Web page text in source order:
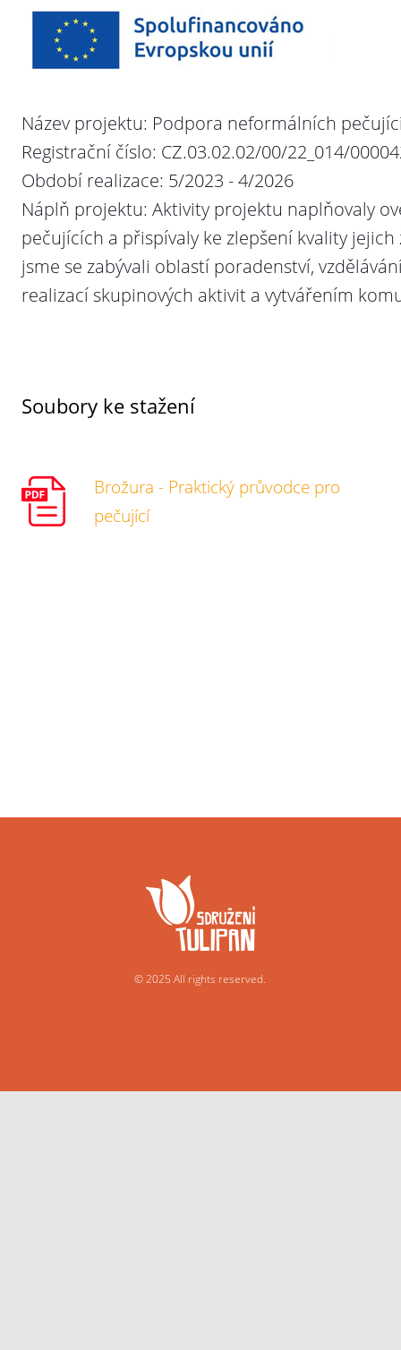
Název projektu: Podpora neformálních
Registrační číslo: CZ.03.02.02/00/22_014/
Období realizace: 5/2023 - 4/2026
Náplň projektu: Aktivity projektu naplňovaly
pečujících a přispívaly ke zlepšení kvality
jsme se zabývali oblastí poradenství,
realizací skupinových aktivit a vytvářením
Soubory ke stažení
Brožura - Praktický průvodce pro
pečující
© 2025 All rights reserved.